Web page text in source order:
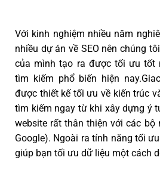
Với kinh nghiệm nhiều năm
nhiều dự án về SEO nên chúng
của mình tạo ra được tối ưu tốt
tìm kiếm phổ biến hiện
được thiết kế tối ưu về kiến trúc
tìm kiếm ngay từ khi xây dựng ý
website rất thân thiện với các bộ
Google). Ngoài ra tính năng tối
giúp bạn tối ưu dữ liệu một cách